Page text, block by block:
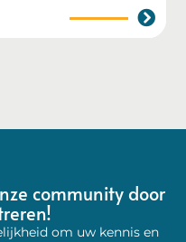
community door
om uw kennis en